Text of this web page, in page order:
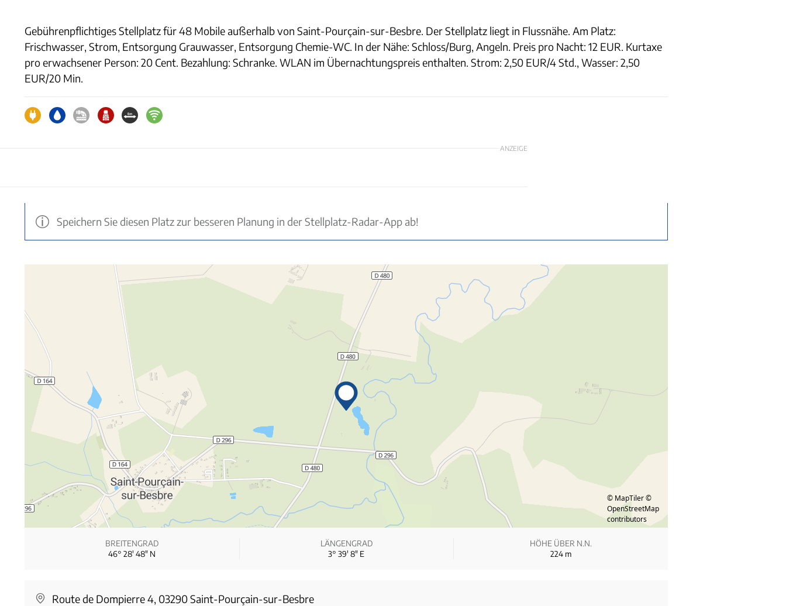
Gebührenpflichtiges Stellplatz für 48 Mobile außerhalb von Saint-Pourçain-sur-Besbre. Der Stellplatz liegt in Flussnähe. Am Platz:
Frischwasser, Strom, Entsorgung Grauwasser, Entsorgung Chemie-WC. In der Nähe: Schloss/Burg, Angeln. Preis pro Nacht: 12 EUR. Kurtaxe
pro erwachsener Person: 20 Cent. Bezahlung: Schranke. WLAN im Übernachtungspreis enthalten. Strom: 2,50 EUR/4 Std., Wasser: 2,50
EUR/20 Min.
ANZEIGE
Speichern Sie diesen Platz zur besseren Planung in der Stellplatz-Radar-App ab!
© MapTiler ©
OpenStreetMap
contributors
BREITENGRAD
46° 28′ 48″ N
LÄNGENGRAD
3° 39′ 8″ E
HÖHE ÜBER N.N.
224 m
Route de Dompierre 4, 03290 Saint-Pourçain-sur-Besbre